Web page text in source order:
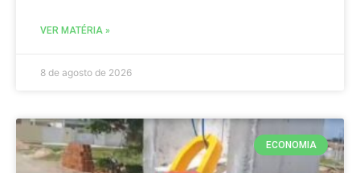
VER MATÉRIA »
8 de agosto de 2026
ECONOMIA